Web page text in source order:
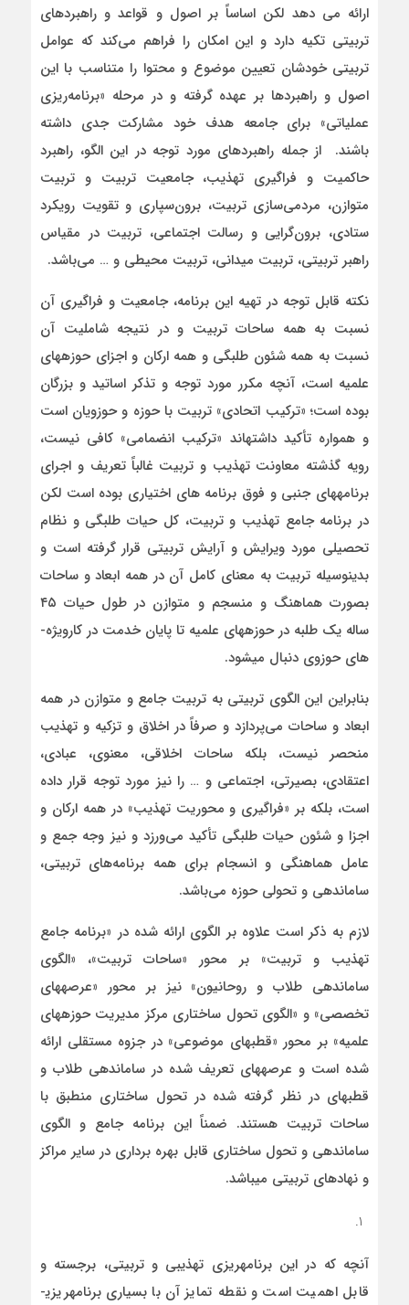
ارائه می­ دهد لکن اساساً بر اصول و قواعد و راهبردهای
تربیتی تکیه دارد و این امکان را فراهم می‌کند که عوامل
تربیتی خودشان تعیین موضوع و محتوا را متناسب با این
اصول و راهبردها بر عهده گرفته و در مرحله «برنامه‌ریزی
عملیاتی» برای جامعه هدف خود مشارکت جدی داشته
باشند. از جمله راهبردهای مورد توجه در این الگو، راهبرد
حاکمیت و فراگیری تهذیب، جامعیت تربیت و تربیت
متوازن، مردمی‌سازی تربیت، برون‌سپاری و تقویت رویکرد
ستادی، برون‌گرایی و رسالت اجتماعی، تربیت در مقیاس
راهبر تربیتی، تربیت میدانی، تربیت محیطی و … می‌باشد.
نکته قابل توجه در تهیه این برنامه، جامعیت و فراگیری آن
نسبت به همه ساحات تربیت و در نتیجه شاملیت آن
نسبت به همه شئون طلبگی و همه ارکان و اجزای حوزه­های
علمیه است، آنچه مکرر مورد توجه و تذکر اساتید و بزرگان
بوده است؛ «ترکیب اتحادی» تربیت با حوزه و حوزویان است
و همواره تأکید داشته­اند «ترکیب انضمامی» کافی نیست،
رویه گذشته معاونت تهذیب و تربیت غالباً تعریف و اجرای
برنامه­های جنبی و فوق برنامه­ های اختیاری بوده است لکن
در برنامه جامع تهذیب و تربیت، کل حیات طلبگی و نظام
تحصیلی مورد ویرایش و آرایش تربیتی قرار گرفته است و
بدینوسیله تربیت به معنای کامل آن در همه ابعاد و ساحات
بصورت هماهنگ و منسجم و متوازن در طول حیات ۴۵
ساله یک طلبه در حوزه­های علمیه تا پایان خدمت در کارویژه­
های حوزوی دنبال می­شود.
بنابراین این الگوی تربیتی به تربیت جامع و متوازن در همه
ابعاد و ساحات می‌پردازد و صرفاً در اخلاق و تزکیه و تهذیب
منحصر نیست، بلکه ساحات اخلاقی، معنوی، عبادی،
اعتقادی، بصیرتی، اجتماعی و … را نیز مورد توجه قرار داده
است، بلکه بر «فراگیری و محوریت تهذیب» در همه ارکان و
اجزا و شئون حیات طلبگی تأکید می‌ورزد و نیز وجه جمع و
عامل هماهنگی و انسجام برای همه برنامه‌های تربیتی،
ساماندهی و تحولی حوزه می‌باشد.
لازم به ذکر است علاوه بر الگوی ارائه شده در «برنامه جامع
تهذیب و تربیت» بر محور «ساحات تربیت»، «الگوی
ساماندهی طلاب و روحانیون» نیز بر محور «عرصه­های
تخصصی» و «الگوی تحول ساختاری مرکز مدیریت حوزه­های
علمیه» بر محور «قطب­های موضوعی» در جزوه مستقلی ارائه
شده است و عرصه­های تعریف شده در ساماندهی طلاب و
قطب­های در نظر گرفته شده در تحول ساختاری منطبق با
ساحات تربیت هستند. ضمناً این برنامه­ جامع و الگوی
ساماندهی و تحول ساختاری قابل بهره ­برداری در سایر مراکز
و نهادهای تربیتی می­باشد.
آنچه که در این برنامه­ریزی تهذیبی و تربیتی، برجسته و
قابل اهمیت است و نقطه تمایز آن با بسیاری برنامه­ریزی­